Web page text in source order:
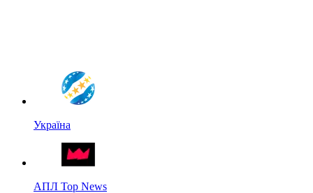
Україна
АПЛ Top News